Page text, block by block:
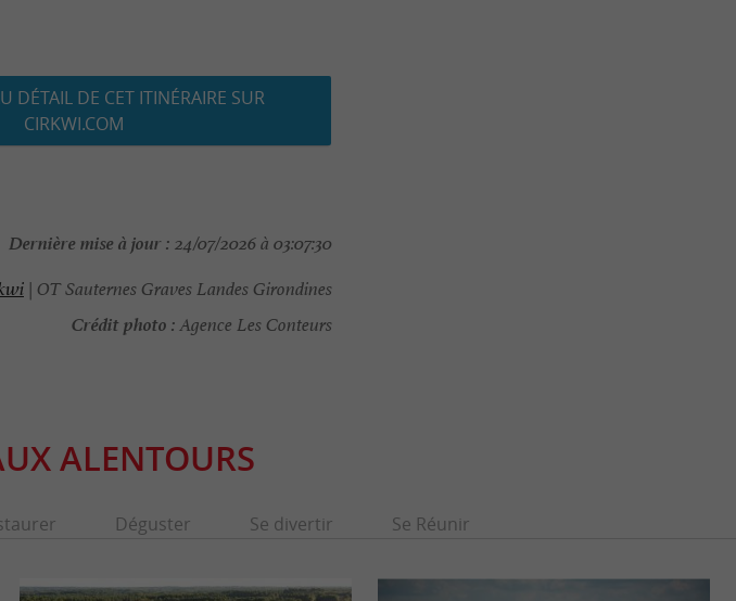
DÉTAIL DE CET ITINÉRAIRE SUR
CIRKWI.COM
Dernière mise à jour : 24/07/2026 à 03:07:30
| OT Sauternes Graves Landes Girondines
Crédit photo :Agence Les Conteurs
ALENTOURS
Déguster Se divertir Se Réunir